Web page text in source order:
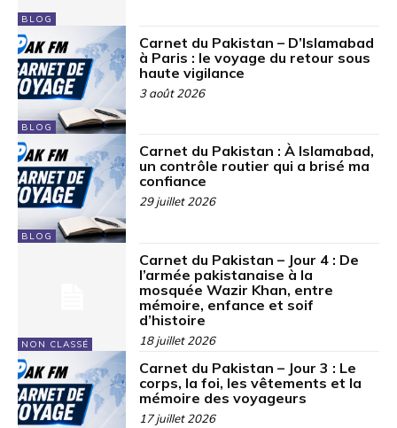
BLOG
BLOG
Carnet du Pakistan – D’Islamabad
à Paris : le voyage du retour sous
haute vigilance
3 août 2026
BLOG
Carnet du Pakistan : À Islamabad,
un contrôle routier qui a brisé ma
confiance
29 juillet 2026
NON CLASSÉ
Carnet du Pakistan – Jour 4 : De
l’armée pakistanaise à la
mosquée Wazir Khan, entre
mémoire, enfance et soif
d’histoire
18 juillet 2026
Carnet du Pakistan – Jour 3 : Le
corps, la foi, les vêtements et la
mémoire des voyageurs
17 juillet 2026